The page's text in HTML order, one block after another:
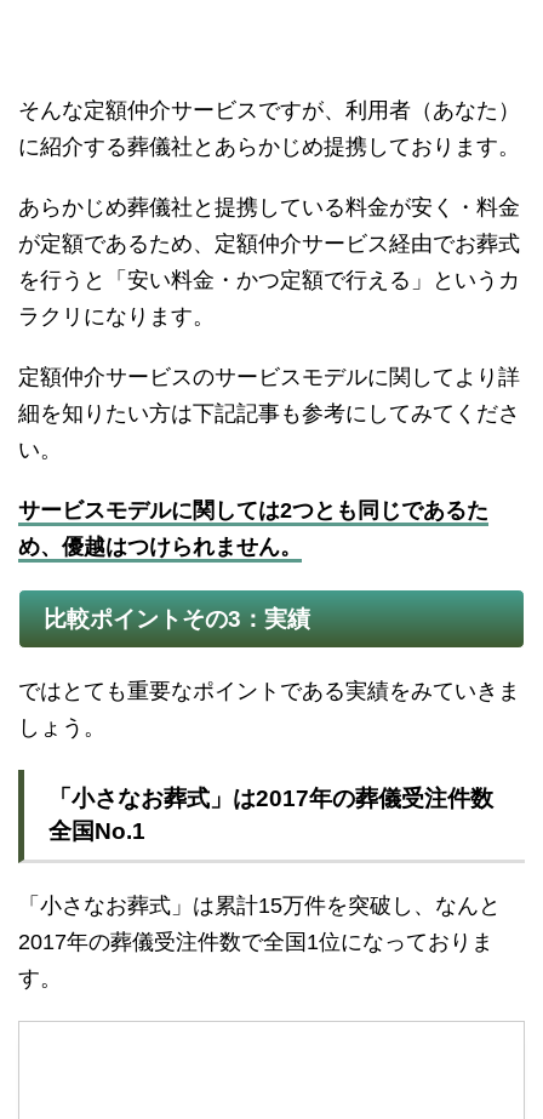
そんな定額仲介サービスですが、利用者（あなた）
に紹介する葬儀社とあらかじめ提携しております。
あらかじめ葬儀社と提携している料金が安く・料金
が定額であるため、定額仲介サービス経由でお葬式
を行うと「安い料金・かつ定額で行える」というカ
ラクリになります。
定額仲介サービスのサービスモデルに関してより詳
細を知りたい方は下記記事も参考にしてみてくださ
い。
サービスモデルに関しては2つとも同じであるた
め、優越はつけられません。
比較ポイントその3：実績
ではとても重要なポイントである実績をみていきま
しょう。
「小さなお葬式」は2017年の葬儀受注件数
全国No.1
「小さなお葬式」は累計15万件を突破し、なんと
2017年の葬儀受注件数で全国1位になっておりま
す。